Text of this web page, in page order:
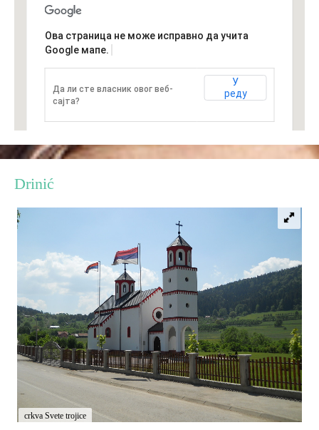
Lov i ribolov
Seoski turizam
Omladinski turizam
Spisak destinacija
Mapa destinacija
Manifestacije
Smještaj
Multimedija
Foto
Video
Ова страница не може исправно да учита
Google мапе.
Да ли сте власник овог веб-
сајта?
У
реду
Drinić
crkva Svete trojice